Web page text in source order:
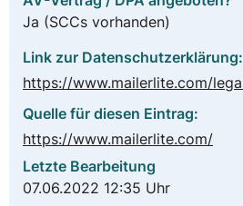
Ja (SCCs vorhanden)
Link zur Datenschutzerklärung:
Quelle für diesen Eintrag:
https://www.mailerlite.com/
Letzte Bearbeitung
07.06.2022 12:35 Uhr